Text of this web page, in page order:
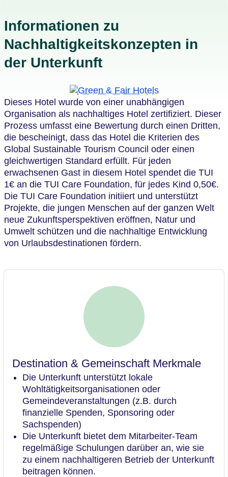
Informationen zu
Nachhaltigkeitskonzepten in
der Unterkunft
Dieses Hotel wurde von einer unabhängigen
Organisation als nachhaltiges Hotel zertifiziert. Dieser
Prozess umfasst eine Bewertung durch einen Dritten,
die bescheinigt, dass das Hotel die Kriterien des
Global Sustainable Tourism Council oder einen
gleichwertigen Standard erfüllt. Für jeden
erwachsenen Gast in diesem Hotel spendet die TUI
1€ an die TUI Care Foundation, für jedes Kind 0,50€.
Die TUI Care Foundation initiiert und unterstützt
Projekte, die jungen Menschen auf der ganzen Welt
neue Zukunftsperspektiven eröffnen, Natur und
Umwelt schützen und die nachhaltige Entwicklung
von Urlaubsdestinationen fördern.
Destination & Gemeinschaft Merkmale
Die Unterkunft unterstützt lokale
Wohltätigkeitsorganisationen oder
Gemeindeveranstaltungen (z.B. durch
finanzielle Spenden, Sponsoring oder
Sachspenden)
Die Unterkunft bietet dem Mitarbeiter-Team
regelmäßige Schulungen darüber an, wie sie
zu einem nachhaltigeren Betrieb der Unterkunft
beitragen können.